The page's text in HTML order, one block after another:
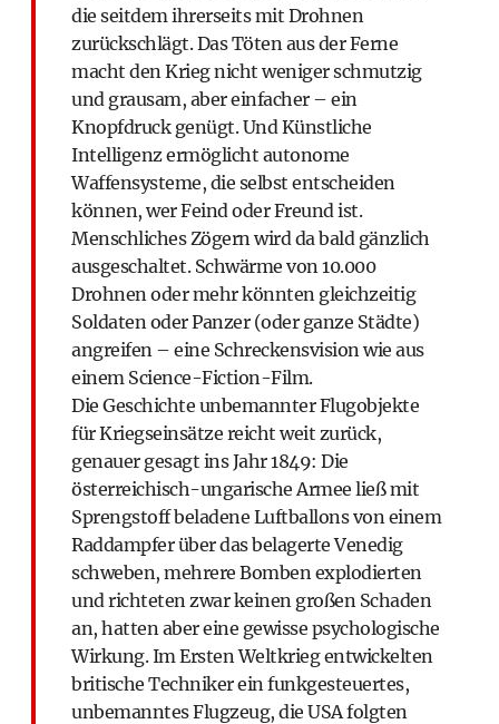
die seitdem ihrerseits mit Drohnen
zurückschlägt. Das Töten aus der Ferne
macht den Krieg nicht weniger schmutzig
und grausam, aber einfacher – ein
Knopfdruck genügt. Und Künstliche
Intelligenz ermöglicht autonome
Waffensysteme, die selbst entscheiden
können, wer Feind oder Freund ist.
Menschliches Zögern wird da bald gänzlich
ausgeschaltet. Schwärme von 10.000
Drohnen oder mehr könnten gleichzeitig
Soldaten oder Panzer (oder ganze Städte)
angreifen – eine Schreckens­vision wie aus
einem Science-Fiction-Film.
Die Geschichte unbemannter Flugobjekte
für Kriegseinsätze reicht weit zurück,
genauer gesagt ins Jahr 1849: Die
österreichisch-ungarische Armee ließ mit
Sprengstoff beladene Luftballons von einem
Raddampfer über das belagerte Venedig
schweben, mehrere Bomben explodierten
und richteten zwar keinen großen Schaden
an, hatten aber eine gewisse psychologische
Wirkung. Im Ersten Weltkrieg entwickelten
britische Techniker ein funkgesteuertes,
unbemanntes Flugzeug, die USA folgten